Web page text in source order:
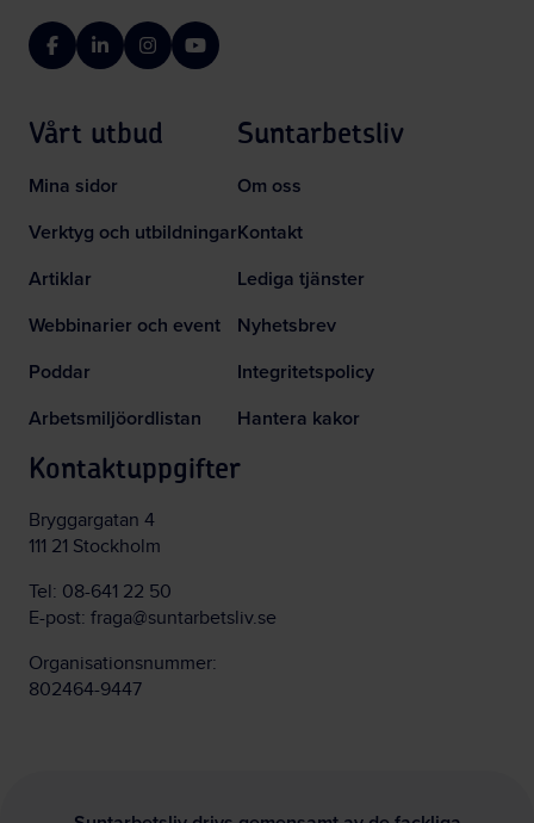
FacebookLinkedInInstagramYouTube
Vårt utbud
Mina sidor
Verktyg och utbildningar
Artiklar
Webbinarier och event
Poddar
Arbetsmiljöordlistan
Suntarbetsliv
Om oss
Kontakt
Lediga tjänster
Nyhetsbrev
Integritetspolicy
Hantera kakor
Kontaktuppgifter
Bryggargatan 4
111 21 Stockholm
Tel: 08-641 22 50
E-post: fraga@suntarbetsliv.se
Organisationsnummer:
802464-9447